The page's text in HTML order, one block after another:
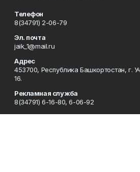
Телефон
8(34791) 2-06-79
Эл. почта
jaik_1@mail.ru
Адрес
453700, Республика Башкортостан, г.
16.
Рекламная служба
8(34791) 6-16-80, 6-06-92
Редакция